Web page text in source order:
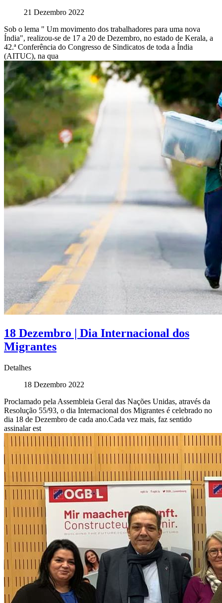
21 Dezembro 2022
Sob o lema " Um movimento dos trabalhadores para uma nova
Índia", realizou-se de 17 a 20 de Dezembro, no estado de Kerala, a
42.ª Conferência do Congresso de Sindicatos de toda a Índia
(AITUC), na qua
18 Dezembro | Dia Internacional dos
Migrantes
Detalhes
18 Dezembro 2022
Proclamado pela Assembleia Geral das Nações Unidas, através da
Resolução 55/93, o dia Internacional dos Migrantes é celebrado no
dia 18 de Dezembro de cada ano.Cada vez mais, faz sentido
assinalar est